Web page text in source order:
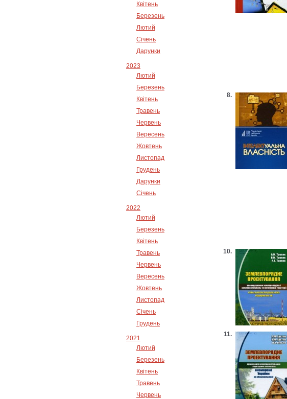
Квітень
Березень
Лютий
Січень
Дарунки
2023
Лютий
Березень
Квітень
Травень
Червень
Вересень
Жовтень
Листопад
Грудень
Дарунки
Січень
2022
Лютий
Березень
Квітень
Травень
Червень
Вересень
Жовтень
Листопад
Січень
Грудень
2021
Лютий
Березень
Квітень
Травень
Червень